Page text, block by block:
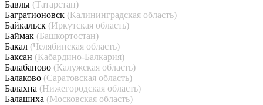
Бавлы (Татарстан)
Багратионовск (Калининградская область)
Байкальск (Иркутская область)
Баймак (Башкортостан)
Бакал (Челябинская область)
Баксан (Кабардино-Балкария)
Балабаново (Калужская область)
Балаково (Саратовская область)
Балахна (Нижегородская область)
Балашиха (Московская область)